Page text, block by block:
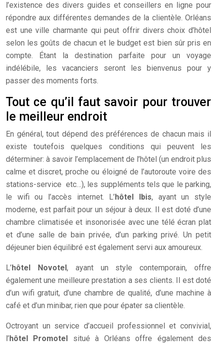
l’existence des divers guides et conseillers en ligne pour
répondre aux différentes demandes de la clientèle. Orléans
est une ville charmante qui peut offrir divers choix d’hôtel
selon les goûts de chacun et le budget est bien sûr pris en
compte. Étant la destination parfaite pour un voyage
indélébile, les vacanciers seront les bienvenus pour y
passer des moments forts.
Tout ce qu’il faut savoir pour trouver
le meilleur endroit
En général, tout dépend des préférences de chacun mais il
existe toutefois quelques conditions qui peuvent les
déterminer: à savoir l’emplacement de l’hôtel (un endroit plus
calme et discret, proche ou éloigné de l’autoroute voire des
stations-service etc…), les suppléments tels que le parking,
le wifi ou l’accès internet. L’ hôtel Ibis, ayant un style
moderne, est parfait pour un séjour à deux. Il est doté d’une
chambre climatisée et insonorisée avec une télé écran plat
et d’une salle de bain privée, d’un parking privé. Un petit
déjeuner bien équilibré est également servi aux amoureux.
L’ hôtel Novotel , ayant un style contemporain, offre
également une meilleure prestation a ses clients. Il est doté
d’un wifi gratuit, d’une chambre de qualité, d’une machine à
café et d’un minibar, rien que pour épater sa clientèle.
Octroyant un service d’accueil professionnel et convivial,
l’ hôtel Promotel situé à Orléans offre également des